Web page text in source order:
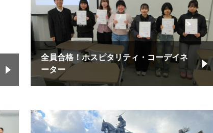
全員合格！ホスピタリティ・コーデイネ
ーター